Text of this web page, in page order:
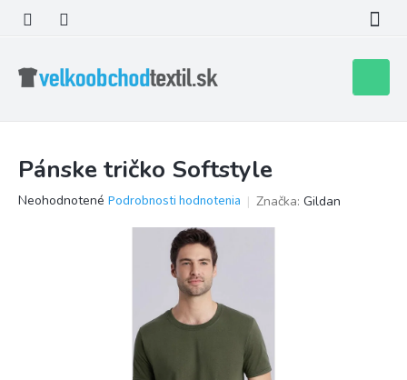
obsah
košík
Pánske tričko Softstyle
Priemerné
Neohodnotené Podrobnosti hodnotenia Značka: Gildan